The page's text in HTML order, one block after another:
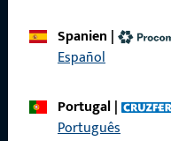
Spanien |
Español
Portugal|
Português